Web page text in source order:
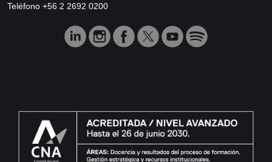
Teléfono +56 2 2692 0200